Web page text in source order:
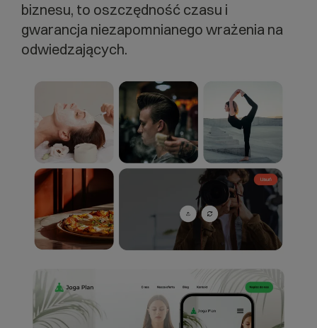
biznesu, to oszczędność czasu i
gwarancja niezapomnianego wrażenia na
odwiedzających.